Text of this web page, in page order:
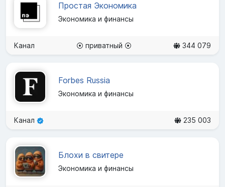
Простая Экономика
Экономика и финансы
Канал ⦿ приватный ⦿ 344 079
Forbes Russia
Экономика и финансы
Канал 235 003
Блохи в свитере
Экономика и финансы